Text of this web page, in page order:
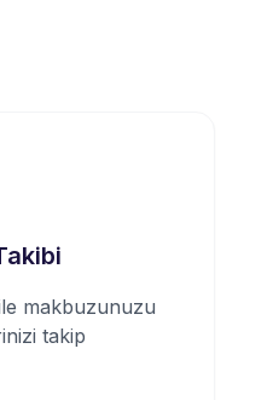
makbuzunuzu
takip